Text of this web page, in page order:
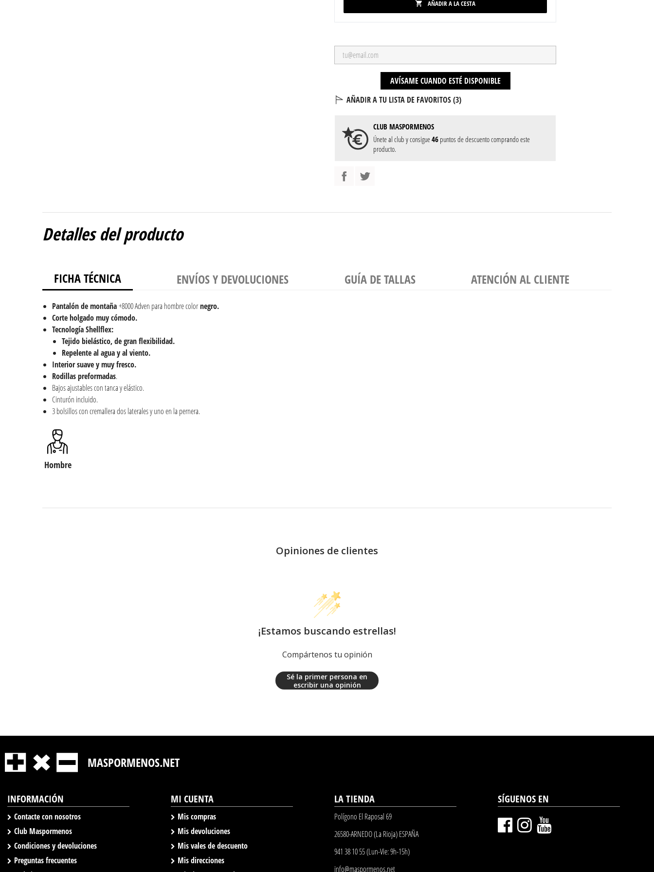
 AÑADIR A LA CESTA
AVÍSAME CUANDO ESTÉ DISPONIBLE
AÑADIR A TU LISTA DE FAVORITOS (3)
CLUB MASPORMENOS
Únete al club y consigue46puntos de descuento comprando este
producto.
Detalles del producto
FICHA TÉCNICA ENVÍOS Y DEVOLUCIONES GUÍA DE TALLAS ATENCIÓN AL CLIENTE
Pantalón de montaña+8000 Adven para hombre colornegro.
Corte holgado muy cómodo.
Tecnología Shellflex:
Tejido bielástico, de gran flexibilidad.
Repelente al agua y al viento.
Interior suave y muy fresco.
Rodillas preformadas.
Bajos ajustables con tanca y elástico.
Cinturón incluido.
3 bolsillos con cremallera dos laterales y uno en la pernera.
Hombre
Opiniones de clientes
¡Estamos buscando estrellas!
Compártenos tu opinión
Sé la primer persona en
escribir una opinión
MASPORMENOS.NET
INFORMACIÓN
Contacte con nosotros
Club Maspormenos
Condiciones y devoluciones
Preguntas frecuentes
MI CUENTA
Mis compras
Mis devoluciones
Mis vales de descuento
Mis direcciones
LA TIENDA
Polígono El Raposal 69
26580-ARNEDO (La Rioja) ESPAÑA
941 38 10 55 (Lun-Vie: 9h-15h)
info@maspormenos.net
SÍGUENOS EN